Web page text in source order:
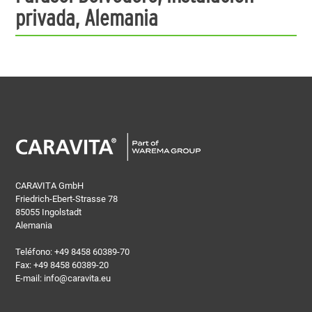
privada, Alemania
CARAVITA GmbH
Friedrich-Ebert-Strasse 78
85055 Ingolstadt
Alemania
Teléfono:+49 8458 60389-70
Fax: +49 8458 60389-20
E-mail: info@caravita.eu